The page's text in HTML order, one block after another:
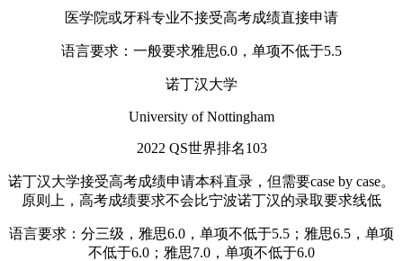
医学院或牙科专业不接受高考成绩直接申请
语言要求：一般要求雅思6.0，单项不低于5.5
诺丁汉大学
University of Nottingham
2022 QS世界排名103
诺丁汉大学接受高考成绩申请本科直录，但需要case by case。
原则上，高考成绩要求不会比宁波诺丁汉的录取要求线低
语言要求：分三级，雅思6.0，单项不低于5.5；雅思6.5，单项
不低于6.0；雅思7.0，单项不低于6.0